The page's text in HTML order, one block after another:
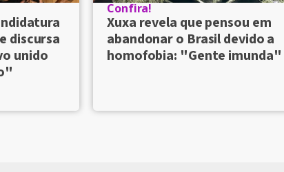
discursa
unido
Confira!
Xuxa revela que pensou em
abandonar o Brasil devido a
homofobia: "Gente imunda"